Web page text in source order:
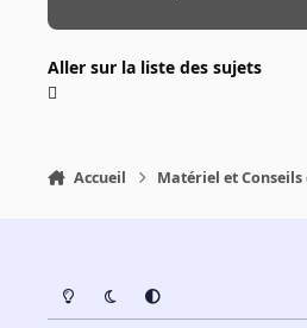
Aller sur la liste des sujets
Accueil Matériel et Conseils
Light ModeDark ModeSystem Preference